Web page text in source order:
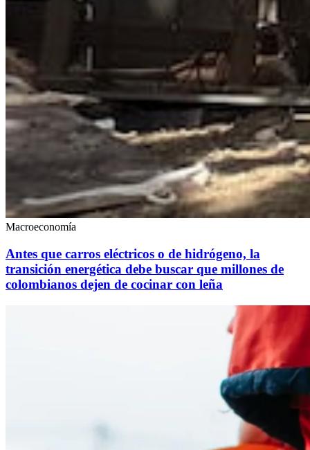
Macroeconomía
Antes que carros eléctricos o de hidrógeno, la
transición energética debe buscar que millones de
colombianos dejen de cocinar con leña